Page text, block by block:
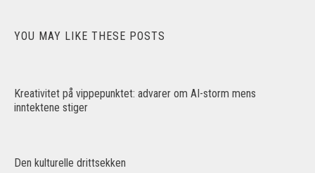
YOU MAY LIKE THESE POSTS
Kreativitet på vippepunktet: advarer om AI-storm mens
inntektene stiger
Den kulturelle drittsekken